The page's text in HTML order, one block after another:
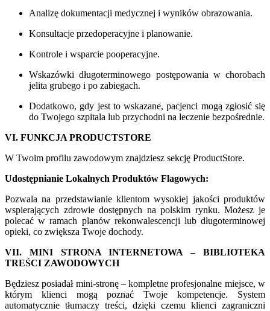
Analizę dokumentacji medycznej i wyników obrazowania.
Konsultacje przedoperacyjne i planowanie.
Kontrole i wsparcie pooperacyjne.
Wskazówki długoterminowego postępowania w chorobach
jelita grubego i po zabiegach.
Dodatkowo, gdy jest to wskazane, pacjenci mogą zgłosić się
do Twojego szpitala lub przychodni na leczenie bezpośrednie.
VI. FUNKCJA PRODUCTSTORE
W Twoim profilu zawodowym znajdziesz sekcję ProductStore.
Udostępnianie Lokalnych Produktów Flagowych:
Pozwala na przedstawianie klientom wysokiej jakości produktów
wspierających zdrowie dostępnych na polskim rynku. Możesz je
polecać w ramach planów rekonwalescencji lub długoterminowej
opieki, co zwiększa Twoje dochody.
VII. MINI STRONA INTERNETOWA – BIBLIOTEKA
TREŚCI ZAWODOWYCH
Będziesz posiadał mini-stronę – kompletne profesjonalne miejsce, w
którym klienci mogą poznać Twoje kompetencje. System
automatycznie tłumaczy treści, dzięki czemu klienci zagraniczni